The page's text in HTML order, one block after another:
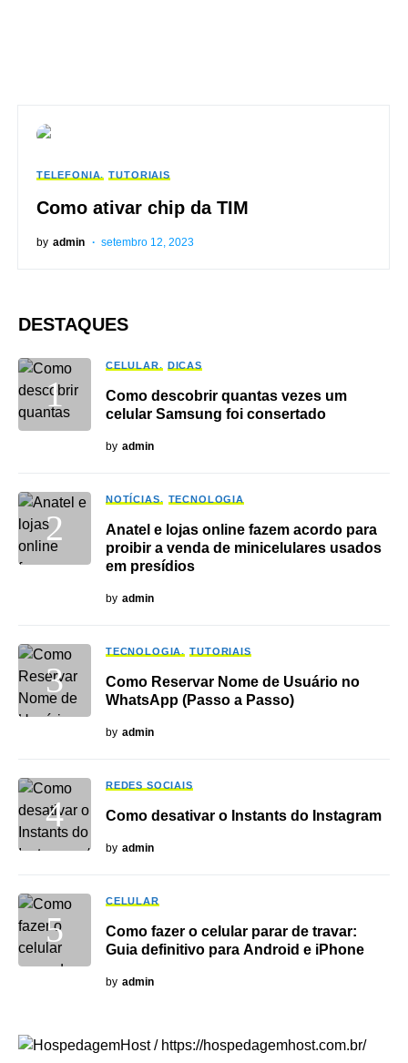
TELEFONIA TUTORIAIS
Como ativar chip da TIM
by admin setembro 12, 2023
DESTAQUES
CELULAR DICAS
Como descobrir quantas vezes um
celular Samsung foi consertado
by admin
NOTÍCIAS TECNOLOGIA
Anatel e lojas online fazem acordo para
proibir a venda de minicelulares usados
em presídios
by admin
TECNOLOGIA TUTORIAIS
Como Reservar Nome de Usuário no
WhatsApp (Passo a Passo)
by admin
REDES SOCIAIS
Como desativar o Instants do Instagram
by admin
CELULAR
Como fazer o celular parar de travar:
Guia definitivo para Android e iPhone
by admin